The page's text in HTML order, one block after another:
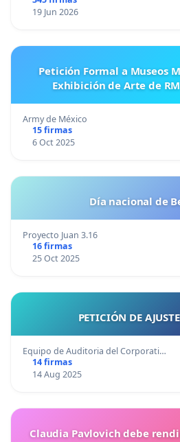
19 Jun 2026
Petición Formal a Museos
Exhibición de Arte de
Army de México
15 firmas
6 Oct 2025
Día nacional de
Proyecto Juan 3.16
16 firmas
25 Oct 2025
PETICIÓN DE
Equipo de Auditoria del Corporati…
14 firmas
14 Aug 2025
Claudia Pavlovich debe